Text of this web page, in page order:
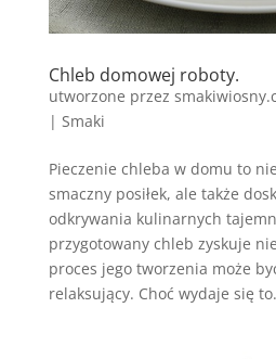
Chleb domowej roboty.
utworzone przez
| Smaki
Pieczenie chleba w domu to
smaczny posiłek, ale także
odkrywania kulinarnych
przygotowany chleb zyskuje
proces jego tworzenia może
relaksujący. Choć wydaje się